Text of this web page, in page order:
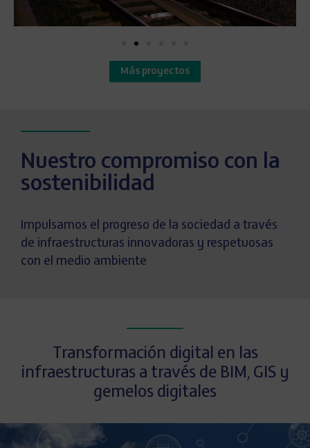
Más proyectos
Nuestro compromiso con la
sostenibilidad
Impulsamos el progreso de la sociedad a través
de infraestructuras innovadoras y respetuosas
con el medio ambiente
Transformación digital en las
infraestructuras a través de BIM, GIS y
gemelos digitales